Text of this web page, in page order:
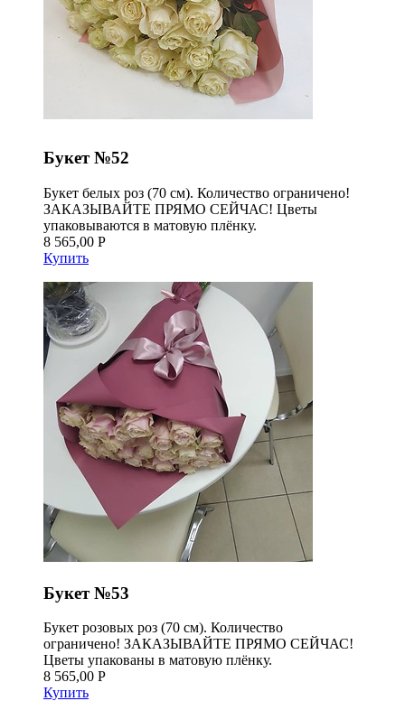
Букет №52
Букет белых роз (70 см). Количество ограничено!
ЗАКАЗЫВАЙТЕ ПРЯМО СЕЙЧАС! Цветы
упаковываются в матовую плёнку.
8 565,00 Р
Купить
Букет №53
Букет розовых роз (70 см). Количество
ограничено! ЗАКАЗЫВАЙТЕ ПРЯМО СЕЙЧАС!
Цветы упакованы в матовую плёнку.
8 565,00 Р
Купить